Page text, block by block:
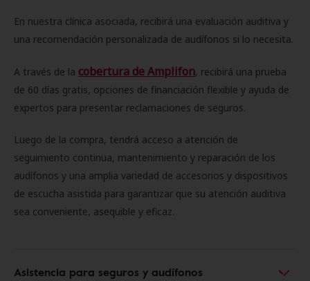
En nuestra clínica asociada, recibirá una evaluación auditiva y
una recomendación personalizada de audífonos si lo necesita.
A través de la cobertura de Amplifon, recibirá una prueba
de 60 días gratis, opciones de financiación flexible y ayuda de
expertos para presentar reclamaciones de seguros.
Luego de la compra, tendrá acceso a atención de
seguimiento continua, mantenimiento y reparación de los
audífonos y una amplia variedad de accesorios y dispositivos
de escucha asistida para garantizar que su atención auditiva
sea conveniente, asequible y eficaz.
Asistencia para seguros y audífonos